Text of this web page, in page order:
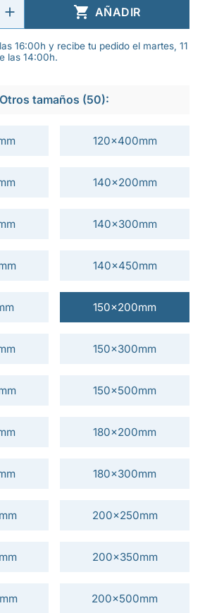
 AÑADIR
16:00h y recibe tu pedido el martes, 11
las 14:00h.
Otros tamaños (50):
120x400mm
140x200mm
140x300mm
140x450mm
150x200mm
150x300mm
150x500mm
180x200mm
180x300mm
200x250mm
200x350mm
200x500mm